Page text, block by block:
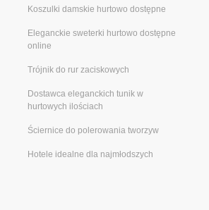
Koszulki damskie hurtowo dostępne
Eleganckie sweterki hurtowo dostępne
online
Trójnik do rur zaciskowych
Dostawca eleganckich tunik w
hurtowych ilościach
Ściernice do polerowania tworzyw
Hotele idealne dla najmłodszych